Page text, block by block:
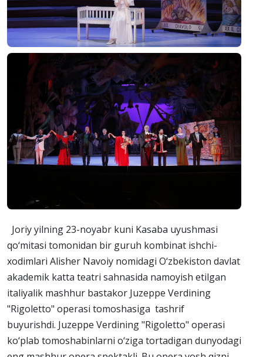
Joriy yilning 23-noyabr kuni Kasaba uyushmasi
qo‘mitasi tomonidan bir guruh kombinat ishchi-
xodimlari Alisher Navoiy nomidagi O‘zbekiston davlat
akademik katta teatri sahnasida namoyish etilgan
italiyalik mashhur bastakor Juzeppe Verdining
"Rigoletto" operasi tomoshasiga tashrif
buyurishdi. Juzeppe Verdining "Rigoletto" operasi
ko‘plab tomoshabinlarni o‘ziga tortadigan dunyodagi